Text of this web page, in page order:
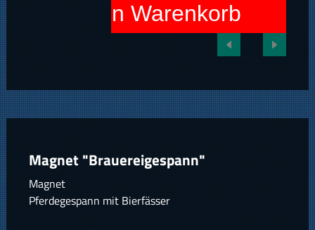
In den Warenkorb
Magnet "Brauereigespann"
Magnet
Pferdegespann mit Bierfässer